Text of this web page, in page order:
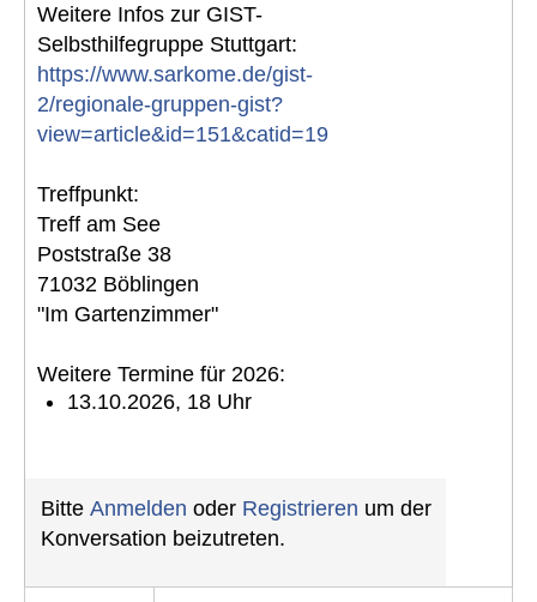
Weitere Infos zur GIST-
Selbsthilfegruppe Stuttgart:
https://www.sarkome.de/gist-
2/regionale-gruppen-gist?
view=article&id=151&catid=19
Treffpunkt:
Treff am See
Poststraße 38
71032 Böblingen
"Im Gartenzimmer"
Weitere Termine für 2026:
13.10.2026, 18 Uhr
Bitte Anmelden oder Registrieren um der
Konversation beizutreten.